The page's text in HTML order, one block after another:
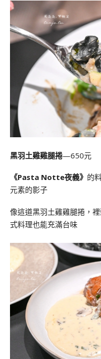
黑羽土雞雞腿捲—650元
《Pasta Notte夜義》 的
元素的影子
像這道黑羽土雞雞腿捲，
式料理也能充滿台味